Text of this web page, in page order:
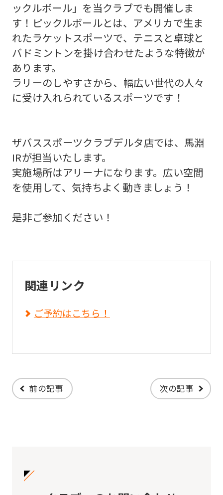
ックルボール」を当クラブでも開催しま
す！ピックルボールとは、アメリカで生ま
れたラケットスポーツで、テニスと卓球と
バドミントンを掛け合わせたような特徴が
あります。
ラリーのしやすさから、幅広い世代の人々
に受け入れられているスポーツです！
ザバススポーツクラブデルタ店では、馬淵
IRが担当いたします。
実施場所はアリーナになります。広い空間
を使用して、気持ちよく動きましょう！
是非ご参加ください！
関連リンク
ご予約はこちら！
前の記事 次の記事